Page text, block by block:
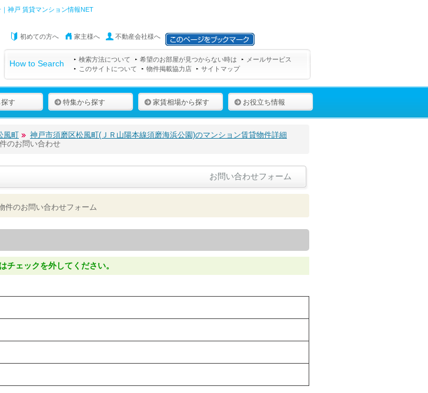
神戸 賃貸マンション情報NET
初めての方へ 家主様へ 不動産会社様へ
How to Search 検索方法について 希望のお部屋が見つからない時は
メールサービス
このサイトについて
物件掲載協力店 サイトマップ
す 特集から探す 家賃相場から探す お役立ち情報
風町
神戸市須磨区松風町(ＪＲ山陽本線須磨海浜公園)のマンション賃貸物件詳細
のお問い合わせ
お問い合わせフォーム
件のお問い合わせフォーム
ェックを外してください。